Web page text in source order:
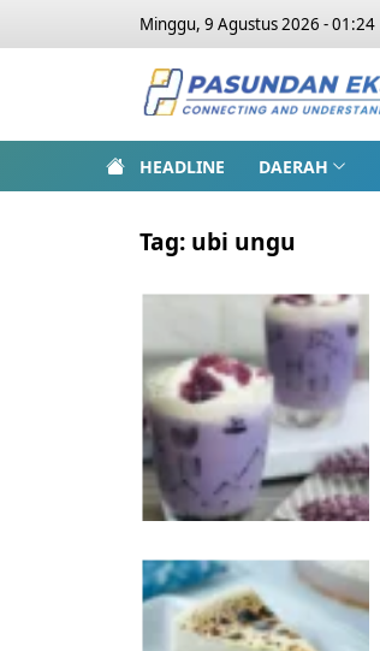
Minggu, 9 Agustus 2026 - 01:24
HEADLINE DAERAH
Tag: ubi ungu